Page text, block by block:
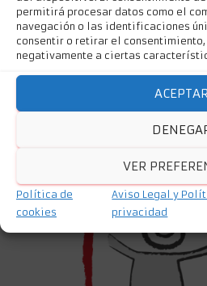
permitirá procesar datos como el
navegación o las identificaciones
consentir o retirar el
negativamente a ciertas
ACEPTAR
VER
Política de
cookies
Aviso Legal y
privacidad